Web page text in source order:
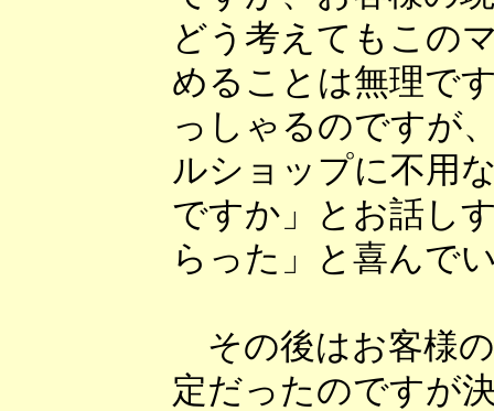
どう考えてもこの
めることは無理で
っしゃるのですが
ルショップに不用
ですか」とお話し
らった」と喜んで
その後はお客様
定だったのですが